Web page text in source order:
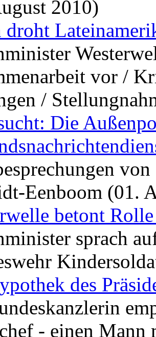
2010)
vor /
/
Die
Eenboom (01.
betont
sprach
des
- einen